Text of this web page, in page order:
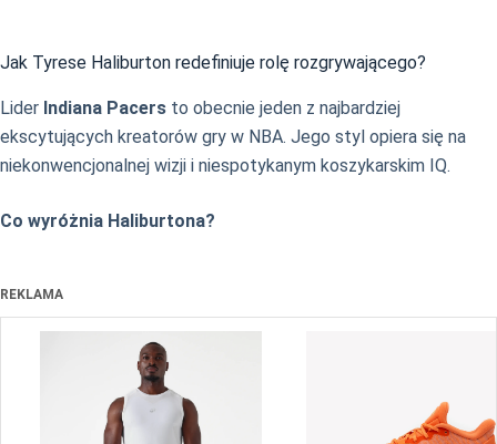
Jak Tyrese Haliburton redefiniuje rolę rozgrywającego?
Lider Indiana Pacers to obecnie jeden z najbardziej
ekscytujących kreatorów gry w NBA. Jego styl opiera się na
niekonwencjonalnej wizji i niespotykanym koszykarskim IQ.
Co wyróżnia Haliburtona?
REKLAMA